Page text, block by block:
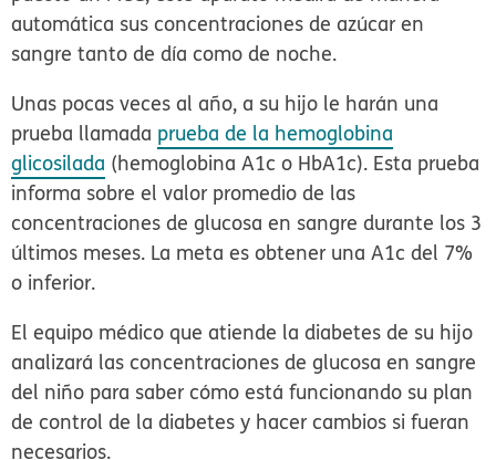
automática sus concentraciones de azúcar en
sangre tanto de día como de noche.
Unas pocas veces al año, a su hijo le harán una
prueba llamada prueba de la hemoglobina
glicosilada (hemoglobina A1c o HbA1c). Esta prueba
informa sobre el valor promedio de las
concentraciones de glucosa en sangre durante los 3
últimos meses. La meta es obtener una A1c del 7%
o inferior.
El equipo médico que atiende la diabetes de su hijo
analizará las concentraciones de glucosa en sangre
del niño para saber cómo está funcionando su plan
de control de la diabetes y hacer cambios si fueran
necesarios.